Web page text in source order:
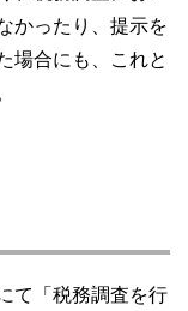
かったり、提示を
場合にも、これと
て「税務調査を行